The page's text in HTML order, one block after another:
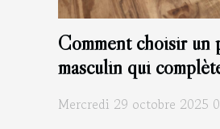
Comment choisir un
masculin qui
Mercredi 29 octobre 2025